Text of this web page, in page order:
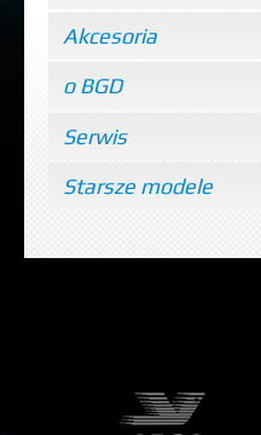
Akcesoria
o BGD
Serwis
Starsze modele